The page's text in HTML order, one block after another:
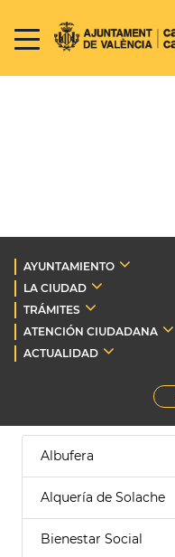
AYUNTAMIENTO
LA CIUDAD
TRÁMITES
ATENCIÓN CIUDADANA
ACTUALIDAD
Albufera
Alquería de Solache
Bienestar Social